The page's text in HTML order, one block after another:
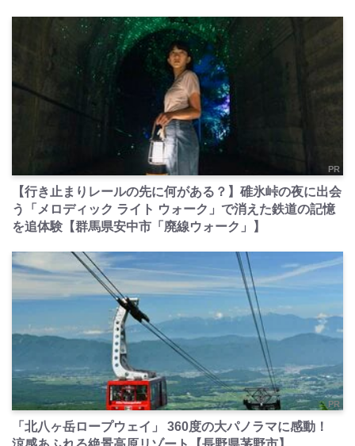
PR
【行き止まりレールの先に何がある？】碓氷峠の夜に出会
う「メロディック ライト ウォーク」で消えた鉄道の記憶
を追体験【群馬県安中市「廃線ウォーク」】
PR
「北八ヶ岳ロープウェイ」 360度の大パノラマに感動！